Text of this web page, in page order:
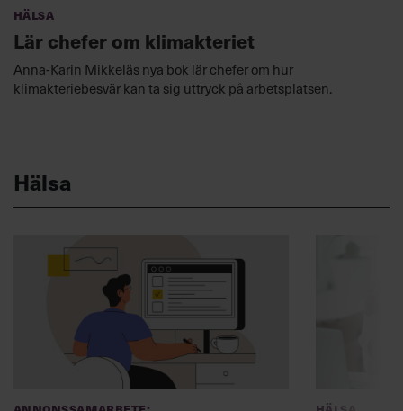
Hälsa
Lär chefer om klimakteriet
Anna-Karin Mikkeläs nya bok lär chefer om hur
klimakteriebesvär kan ta sig uttryck på arbetsplatsen.
Hälsa